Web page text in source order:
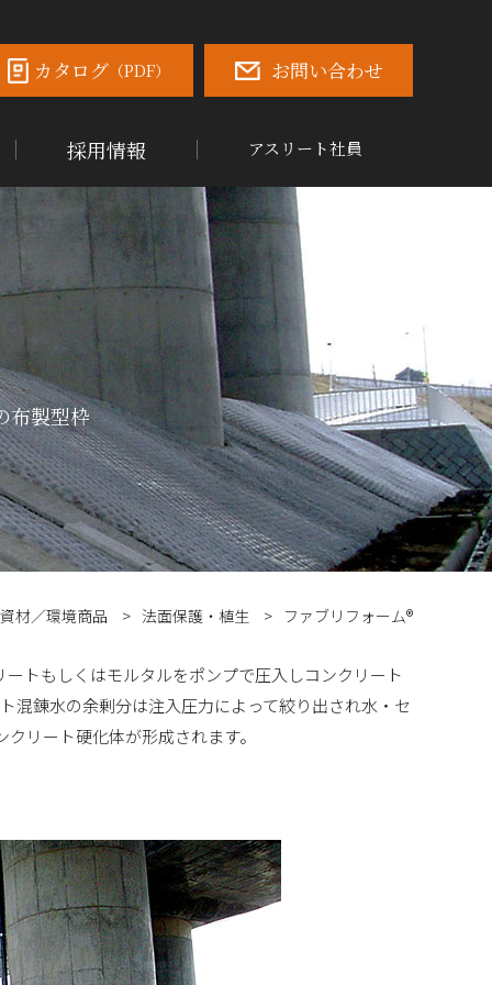
カタログ （PDF） お問い合わせ
採用情報 アスリート社員
布製型枠
材／環境商品 法面保護・植生 ファブリフォーム®
トもしくはモルタルをポンプで圧入しコンクリート
混錬水の余剰分は注入圧力によって絞り出され水・セ
リート硬化体が形成されます。